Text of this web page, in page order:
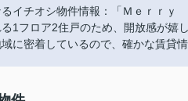
イチオシ物件情報：「Ｍｅｒｒ
1フロア2住戸のため、開放感が嬉
に密着しているので、確かな賃貸